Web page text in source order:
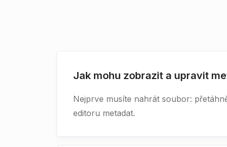
Jak mohu zobrazit a upravit
Nejprve musíte nahrát soubor:
editoru metadat.